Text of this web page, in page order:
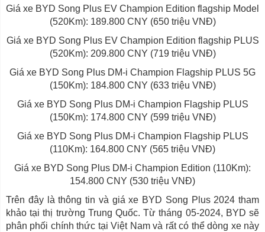
Giá xe BYD Song Plus EV Champion Edition flagship Model
(520Km): 189.800 CNY (650 triệu VNĐ)
Giá xe BYD Song Plus EV Champion Edition flagship PLUS
(520Km): 209.800 CNY (719 triệu VNĐ)
Giá xe BYD Song Plus DM-i Champion Flagship PLUS 5G
(150Km): 184.800 CNY (633 triệu VNĐ)
Giá xe BYD Song Plus DM-i Champion Flagship PLUS
(150Km): 174.800 CNY (599 triệu VNĐ)
Giá xe BYD Song Plus DM-i Champion Flagship PLUS
(110Km): 164.800 CNY (565 triệu VNĐ)
Giá xe BYD Song Plus DM-i Champion Edition (110Km):
154.800 CNY (530 triệu VNĐ)
Trên đây là thông tin và giá xe BYD Song Plus 2024 tham
khảo tại thị trường Trung Quốc. Từ tháng 05-2024, BYD sẽ
phân phối chính thức tại Việt Nam và rất có thể dòng xe này